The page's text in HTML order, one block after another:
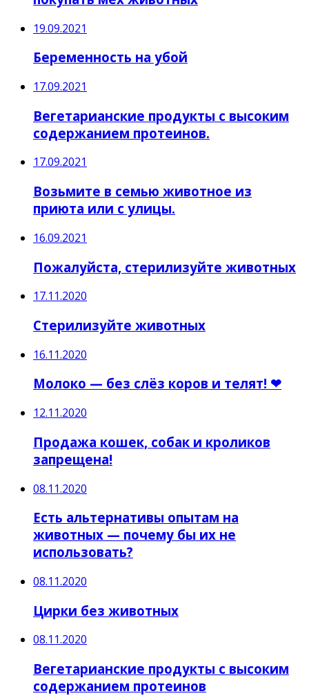
19.09.2021
Беременность на убой
17.09.2021
Вегетарианские продукты с высоким
содержанием протеинов.
17.09.2021
Возьмите в семью животное из
приюта или с улицы.
16.09.2021
Пожалуйста, стерилизуйте животных
17.11.2020
Стерилизуйте животных
16.11.2020
Молоко — без слёз коров и телят! ❤
12.11.2020
Продажа кошек, собак и кроликов
запрещена!
08.11.2020
Есть альтернативы опытам на
животных — почему бы их не
использовать?
08.11.2020
Цирки без животных
08.11.2020
Вегетарианские продукты с высоким
содержанием протеинов